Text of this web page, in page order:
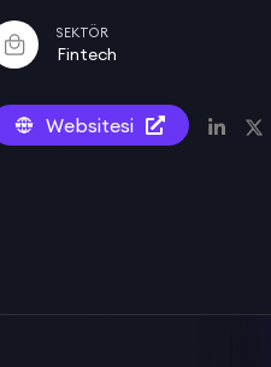
SEKTÖR
Fintech
Websitesi